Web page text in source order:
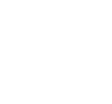
obrigatórias e
selecionado